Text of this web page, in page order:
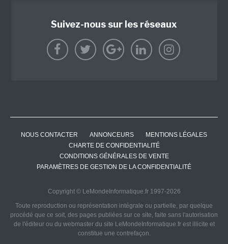
Suivez-nous sur les réseaux
NOUS CONTACTER ANNONCEURS
MENTIONS LÉGALES
CHARTE DE CONFIDENTIALITÉ
CONDITIONS GÉNÉRALES DE VENTE
PARAMÈTRES DE GESTION DE LA CONFIDENTIALITÉ
Copyright © LeMondeInformatique.fr 1997-2026
Toute reproduction ou représentation intégrale ou partielle, par quelque
procédé que ce soit, des pages publiées sur ce site, faite sans l'autorisation
de l'éditeur ou du webmaster du site LeMondeInformatique.fr est illicite et
constitue une contrefaçon.